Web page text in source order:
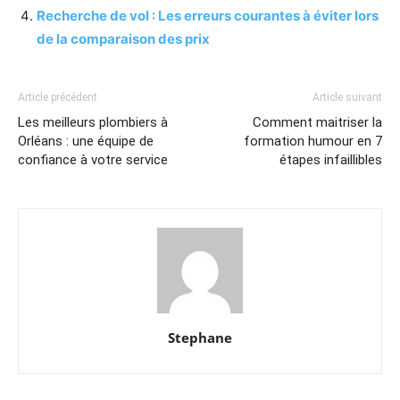
Recherche de vol : Les erreurs courantes à éviter lors
de la comparaison des prix
Article précédent
Les meilleurs plombiers à
Orléans : une équipe de
confiance à votre service
Article suivant
Comment maitriser la
formation humour en 7
étapes infaillibles
Stephane